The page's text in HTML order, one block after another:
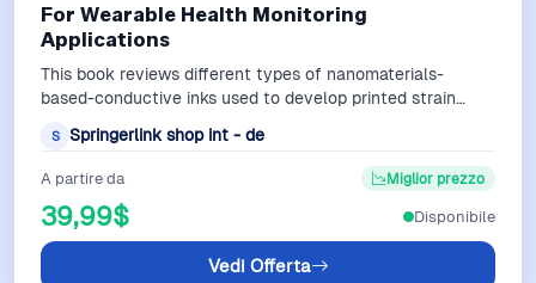
For Wearable Health Monitoring
Applications
This book reviews different types of nanomaterials-
based-conductive inks used to develop printed strain
S Springerlink shop int - de
A partire da
39,99$
Miglior prezzo
Vedi Offerta
Disponibile